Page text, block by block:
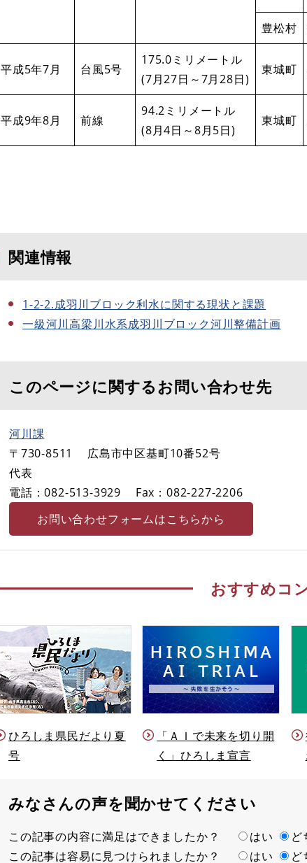
豊松村
平成5年7月 台風5号
175.0ミリメートル
(7月27日～7月28日)
東城町
平成9年8月 前線
94.2ミリメートル
(8月4日～8月5日)
東城町
関連情報
1-2-2.成羽川ブロック利水に関する現状と課題
一級河川高梁川水系成羽川ブロック河川整備計画
このページに関するお問い合わせ先
河川課
〒730-8511
広島市中区基町10番52号
代表
電話：082-513-3929
Fax：082-227-2206
お問い合わせフォームはこちらから
おすすめコ
ひろしま県民だより夏
号
「ＡＩで未来を切り開
く」ひろしま宣言
みなさんの声を聞かせてください
満
足
この記事の内容に満足はできましたか？ はい ど
容
この記事は容易に見つけられましたか？ はい ど